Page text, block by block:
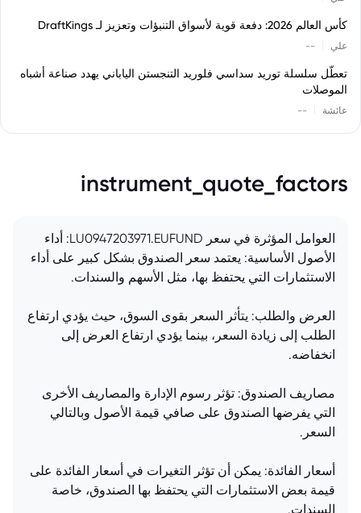
كأس العالم 2026: دفعة قوية لأسواق التنبؤات وتعزيز لـ DraftKings
علي --
تعطّل سلسلة توريد سداسي فلوريد التنجستن الياباني يهدد صناعة أشباه
الموصلات
عائشة --
instrument_quote_factors
العوامل المؤثرة في سعر LU0947203971.EUFUND: أداء
الأصول الأساسية: يعتمد سعر الصندوق بشكل كبير على أداء
الاستثمارات التي يحتفظ بها، مثل الأسهم والسندات.
العرض والطلب: يتأثر السعر بقوى السوق، حيث يؤدي ارتفاع
الطلب إلى زيادة السعر، بينما يؤدي ارتفاع العرض إلى
انخفاضه.
مصاريف الصندوق: تؤثر رسوم الإدارة والمصاريف الأخرى
التي يفرضها الصندوق على صافي قيمة الأصول وبالتالي
السعر.
أسعار الفائدة: يمكن أن تؤثر التغيرات في أسعار الفائدة على
قيمة بعض الاستثمارات التي يحتفظ بها الصندوق، خاصة
السندات.